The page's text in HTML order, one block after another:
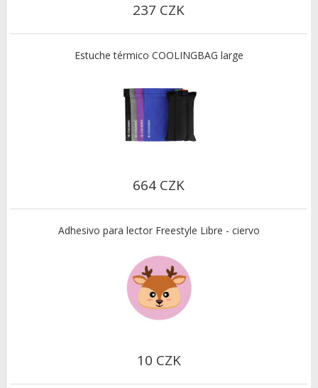
237 CZK
Estuche térmico COOLINGBAG large
664 CZK
Adhesivo para lector Freestyle Libre - ciervo
10 CZK